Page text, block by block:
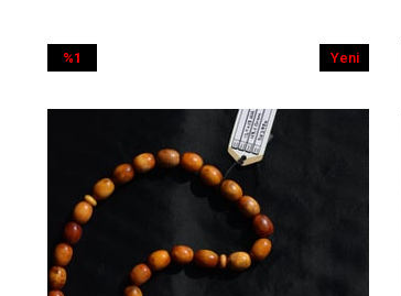
%1
%1İndirim
Yeni